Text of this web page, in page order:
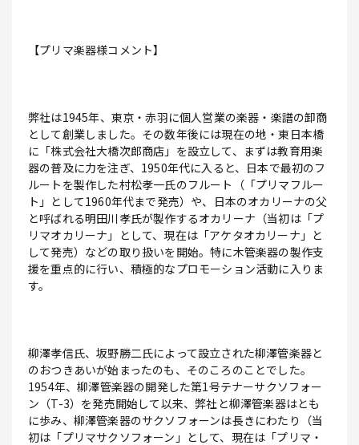
【プリマ楽器様コメント】
弊社は1945年、東京・赤羽に個人営業の楽器・楽譜の卸商
として創業しました。その数年後には現在の地・東日本橋
に「株式会社大橋次郎商店」を設立して、まずは教育用楽
器の普及に力を注ぎ、1950年代に入ると、日本で最初のフ
ルートを製作した村松孝一氏のフルート（「プリマフルー
ト」として1960年代まで発売）や、日本のオカリーナの父
と呼ばれる明田川孝氏が製作するオカリーナ（当初は「プ
リマオカリーナ」として、現在は「アケタオカリーナ」と
して発売）などの取り扱いを開始。特に木管楽器の製作支
援を重点的に行い、積極的なプロモーション活動に入りま
す。
柳澤孝信氏、坂野勝二氏によって設立された柳澤管楽器と
のおつきあいが始まったのも、そのころのことでした。
1954年、柳澤管楽器の開発した第1号テナーサクソフォー
ン（T-3）を発売開始して以来、弊社と柳澤管楽器はとも
に歩み、柳澤管楽器のサクソフォーンは長きにわたり（当
初は「プリマサクソフォーン」として、現在は「プリマ・